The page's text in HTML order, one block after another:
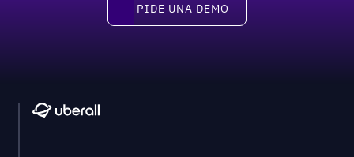
Pide una demo
PIDE UNA DEMO